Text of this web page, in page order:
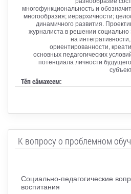
многофункциональность и
многообразия; иерархичности;
динамичного развития.
журналиста в решении
на
ориентированности,
основных педагогических
потенциала личности
Тӗп сӑмахсем:
К вопросу о проблемном
Социально-педагогические
воспитания